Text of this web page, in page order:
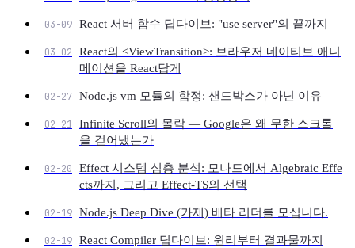
03-09 React 서버 함수 딥다이브: "use server"의 끝까지
03-02
React의 <ViewTransition>: 브라우저 네이티브 애니
메이션을 React답게
02-27 Node.js vm 모듈의 함정: 샌드박스가 아닌 이유
02-21
Infinite Scroll의 몰락 — Google은 왜 무한 스크롤
을 걷어냈는가
02-20
Effect 시스템 심층 분석: 모나드에서 Algebraic Effe
cts까지, 그리고 Effect-TS의 선택
02-19 Node.js Deep Dive (가제) 베타 리더를 모십니다.
02-19 React Compiler 딥다이브: 원리부터 결과물까지